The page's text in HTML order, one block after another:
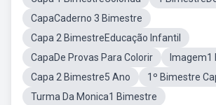
CapaCaderno 3 Bimestre
Capa 2 BimestreEducação Infantil
CapaDe Provas Para Colorir
Imagem1
Capa 2 Bimestre5 Ano
1º Bimestre
Turma Da Monica1 Bimestre